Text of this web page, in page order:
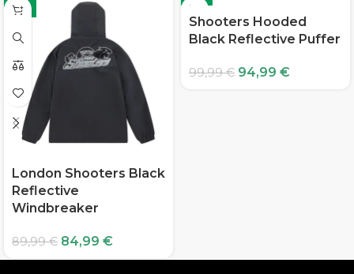
-6%
London Shooters Black
Reflective
Windbreaker
89,99€ 84,99 €
-5%
Shooters Hooded
Black Reflective Puffer
99,99€ 94,99 €